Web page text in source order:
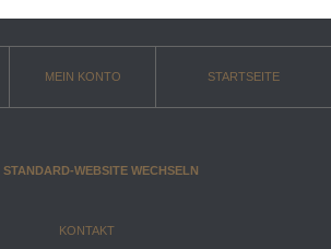
MEIN KONTO STARTSEITE
STANDARD-WEBSITE WECHSELN
KONTAKT